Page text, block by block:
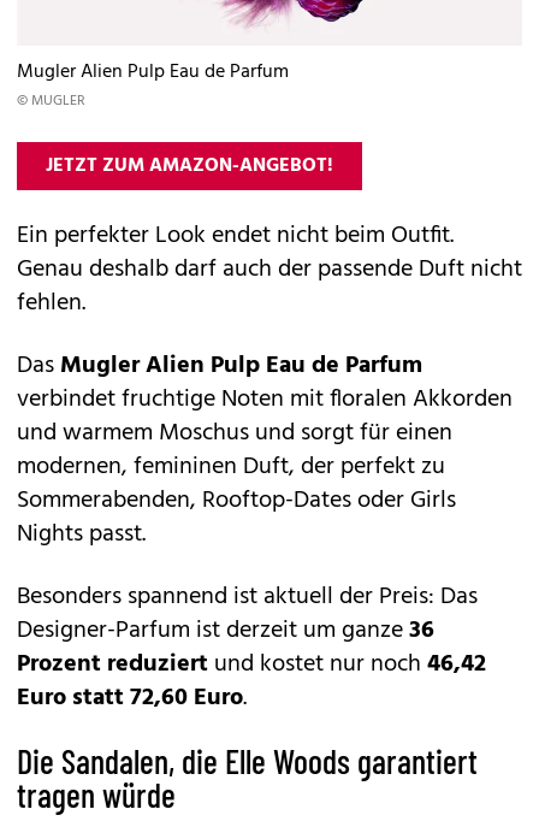
Mugler Alien Pulp Eau de Parfum
© MUGLER
JETZT ZUM AMAZON-ANGEBOT!
Ein perfekter Look endet nicht beim Outfit.
Genau deshalb darf auch der passende Duft nicht
fehlen.
DasMugler Alien Pulp Eau de Parfum
verbindet fruchtige Noten mit floralen Akkorden
und warmem Moschus und sorgt für einen
modernen, femininen Duft, der perfekt zu
Sommerabenden, Rooftop-Dates oder Girls
Nights passt.
Besonders spannend ist aktuell der Preis: Das
Designer-Parfum ist derzeit um ganze36
Prozent reduziertund kostet nur noch46,42
Euro statt 72,60 Euro.
Die Sandalen, die Elle Woods garantiert
tragen würde